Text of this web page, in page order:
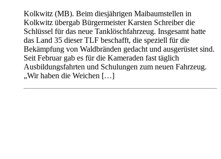
Kolkwitz (MB). Beim diesjährigen Maibaumstellen in
Kolkwitz übergab Bürgermeister Karsten Schreiber die
Schlüssel für das neue Tanklöschfahrzeug. Insgesamt hatte
das Land 35 dieser TLF beschafft, die speziell für die
Bekämpfung von Waldbränden gedacht und ausgerüstet sind.
Seit Februar gab es für die Kameraden fast täglich
Ausbildungsfahrten und Schulungen zum neuen Fahrzeug.
„Wir haben die Weichen […]